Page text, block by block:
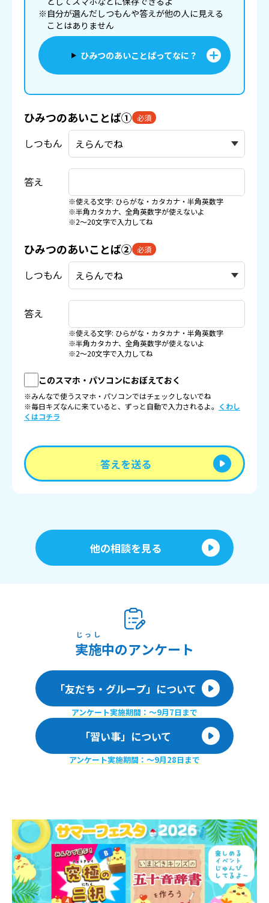
※自分が選んだしつもんや答えが他の人に見える
ことはありません
ひみつのあいことばってなに？
ひみつのあいことば① 必須
しつもん
答え
※使える文字: ひらがな・カタカナ・半角英数字
※半角カタカナ、全角英数字が使えないよ
※2〜20文字で入力してね
ひみつのあいことば② 必須
しつもん
答え
※使える文字: ひらがな・カタカナ・半角英数字
※半角カタカナ、全角英数字が使えないよ
※2〜20文字で入力してね
このスマホ・パソコンにおぼえておく
※みんなで使うスマホ・パソコンではチェックしないでね
※毎日キズなんに来ていると、ずっと自動で入力されるよ。 くわし
くはコチラ
答えを送る
他の相談を見る
実施
じっし
中のアンケート
「友だち・グループ」について
アンケート実施期間：〜9月7日まで
「習い事」について
アンケート実施期間：〜9月28日まで